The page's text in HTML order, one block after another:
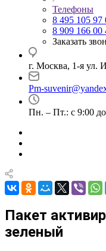
Телефоны
8 495 105 97
8 909 166 00
Заказать
г. Москва, 1-я ул.
Pm-
Пн. – Пт.: с 9:00
Пакет
зеленый